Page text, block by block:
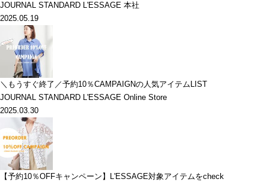
JOURNAL STANDARD L'ESSAGE 本社
2025.05.19
＼もうすぐ終了／予約10％CAMPAIGNの人気アイテムLIST
JOURNAL STANDARD L'ESSAGE Online Store
2025.03.30
【予約10％OFFキャンペーン】L'ESSAGE対象アイテムをcheck